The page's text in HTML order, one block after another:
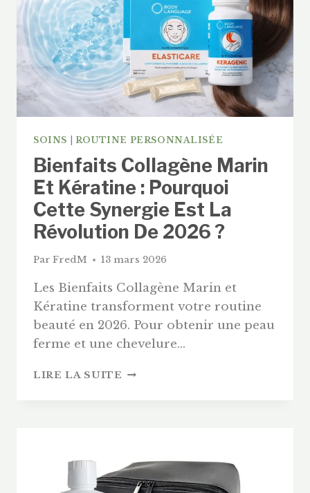
SOINS ROUTINE PERSONNALISÉE
Bienfaits Collagène Marin
Et Kératine : Pourquoi
Cette Synergie Est La
Révolution De 2026 ?
Par FredM 13 mars 2026
Les Bienfaits Collagène Marin et
Kératine transforment votre routine
beauté en 2026. Pour obtenir une peau
ferme et une chevelure…
LIRE LA SUITE BIENFAITS
POURQUOI
CETTE
SYNERGIE